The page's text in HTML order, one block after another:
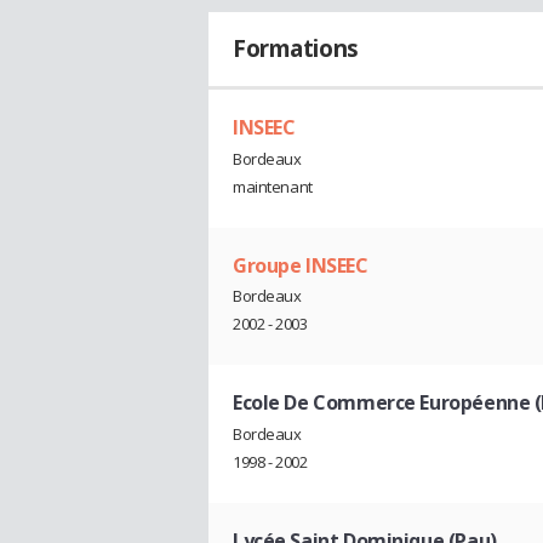
Formations
INSEEC
Bordeaux
maintenant
Groupe INSEEC
Bordeaux
2002 - 2003
Ecole De Commerce Européenne
Bordeaux
1998 - 2002